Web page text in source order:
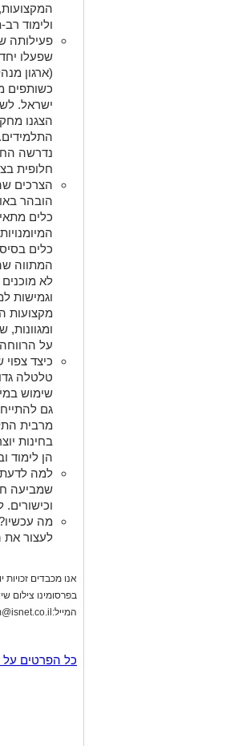
ולימוד
פעילותה
שפעלו
(ארגון
כשותפים
ישראל.
הצגנו
נדרשה
חלופית
הצרכים
הובהר
כלים
כלים
המתווה
לא מוכנים
וגמישות
מקצועות
על
כיצד
טלטלה
שימוש
גם
מרבית
בחינות
הן לימוד
למה
שמביעה
מה
לעצור את
אנו מכבדים
בפרסומינו צילום
המייל:
כל הפרטים על